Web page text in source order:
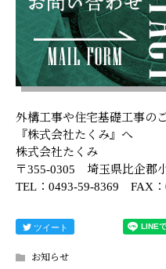
外構工事や住宅基礎工事の
『株式会社たくみ』へ
株式会社たくみ
〒355-0305 埼玉県比企郡
TEL：0493-59-8369 FAX：
ツイート
お知らせ